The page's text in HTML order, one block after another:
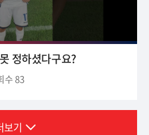
정하셨다구요?
수 83
보기